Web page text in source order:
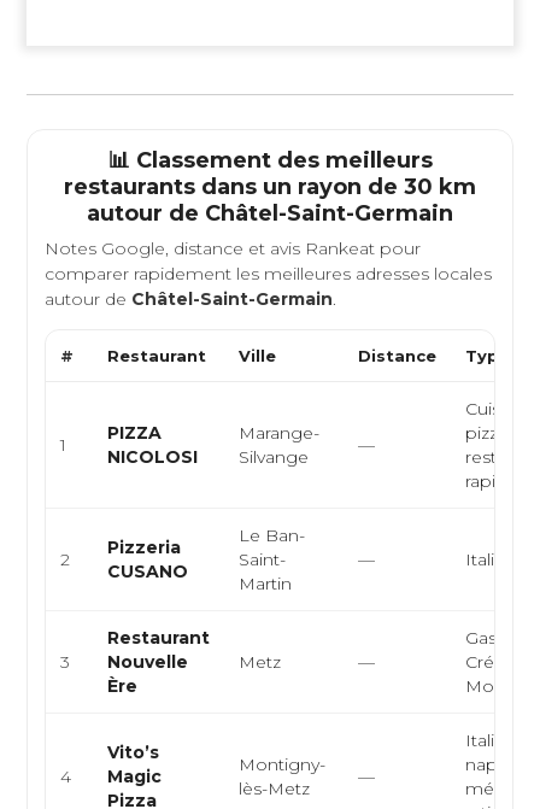
📊 Classement des meilleurs
restaurants dans un rayon de 30 km
autour de Châtel-Saint-Germain
Notes Google, distance et avis Rankeat pour
comparer rapidement les meilleures adresses locales
autour de Châtel-Saint-Germain.
# Restaurant Ville Distance Type
1
PIZZA
NICOLOSI
Marange-
Silvange
—
Cuisine
pizzeria,
rapide
2
Pizzeria
CUSANO
Le Ban-
Saint-
Martin
—
3
Restaurant
Nouvelle
Ère
Metz —
Créative,
4
Vito’s
Magic
Pizza
Montigny-
lès-Metz
—